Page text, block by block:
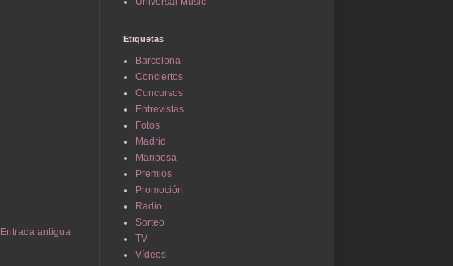
Entrada antigua
Etiquetas
Barcelona
Conciertos
Concursos
Entrevistas
Fotos
Madrid
Mariposa
Premios
Promoción
Radio
Sorteo
TV
Vídeos